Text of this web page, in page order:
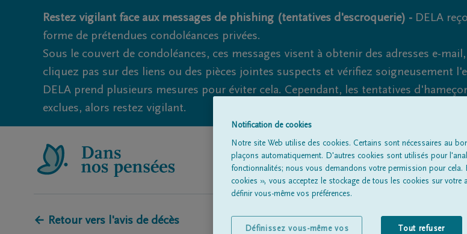
Restez vigilant face aux messages de phishing (tentatives d'escroquerie) - DELA
forme de prétendues condoléances privées.
Sous le couvert de condoléances, ces messages visent à obtenir des adresses e-
cliquez pas sur des liens ou des pièces jointes suspects et vérifiez soigneusement
DELA prend plusieurs mesures pour éviter cela. Cependant, les tentatives
exclues, alors restez vigilant.
Tous les avis de décèsÀ propos de
← Retour vers l'avis de décès
Notification de cookies
Notre site Web utilise des cookies. Certains sont nécessaires au
plaçons automatiquement. D'autres cookies sont utilisés pour
fonctionnalités; nous vous demandons votre permission pour cela.
cookies », vous acceptez le stockage de tous les cookies sur votre
définir vous-même vos préférences.
Tout refuser
Définissez vous-même vos